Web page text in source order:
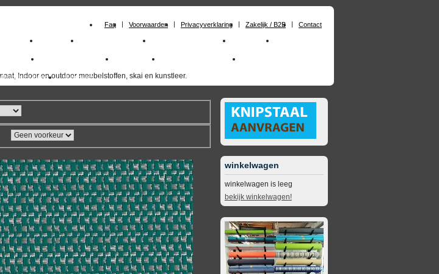
Faq Voorwaarden Privacyverklaring Zakelijk / B2B Contact
Indoor en outdoor meubelstoffen, skai en kunstleer.
Meubelstof Kunstleer Schuimrubberplaten Schuimrubber op maat Materialen
skai kunstleer kopen outdoorstof skai_kunstleer outdoor
indoor duurzaam
winkelwagen
winkelwagen is leeg
bekijk winkelwagen!